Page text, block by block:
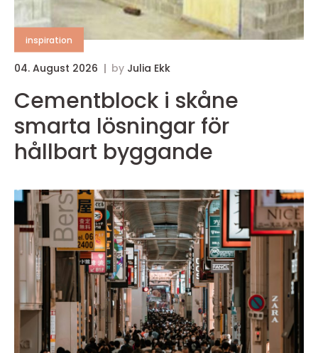
inspiration
04. August 2026 by Julia Ekk
Cementblock i skåne
smarta lösningar för
hållbart byggande